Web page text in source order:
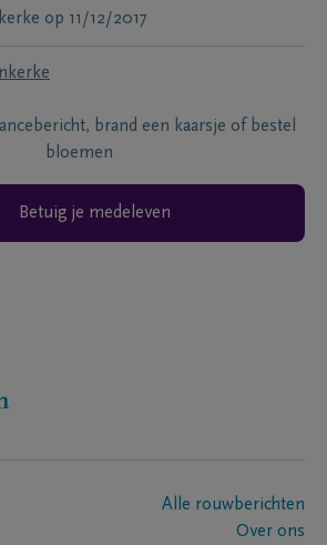
op 11/12/2017
brand een kaarsje of bestel
bloemen
Betuig je medeleven
Alle rouwberichten
Over ons